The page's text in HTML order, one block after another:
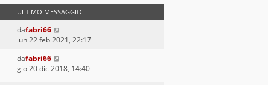
ULTIMO MESSAGGIO
dafabri66
lun 22 feb 2021, 22:17
dafabri66
gio 20 dic 2018, 14:40